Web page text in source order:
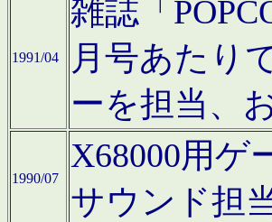
1991/04
雑誌「
月号あたり
ーを担当、
1990/07
X68000用ゲ
サウンド担